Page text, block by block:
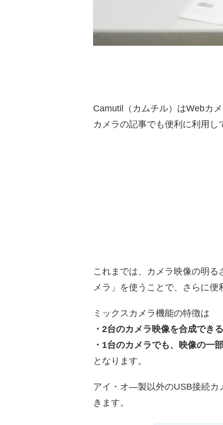
Camutil（カムチル）はWebカ
カメラの記事でも便利に利用し
これまでは、カメラ映像の明
メラ」を使うことで、さらに
ミックスカメラ機能の特徴は
・2台のカメラ映像を合成でき
・1台のカメラでも、映像の一
となります。
アイ・オ―製以外のUSB接続カ
きます。